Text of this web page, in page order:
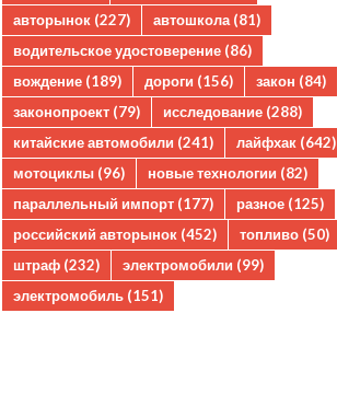
авторынок (227) автошкола (81)
водительское удостоверение (86)
вождение (189) дороги (156) закон (84)
законопроект (79) исследование (288)
китайские автомобили (241) лайфхак (642)
мотоциклы (96) новые технологии (82)
параллельный импорт (177) разное (125)
российский авторынок (452) топливо (50)
штраф (232) электромобили (99)
электромобиль (151)